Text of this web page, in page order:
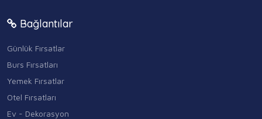
Bağlantılar
Günlük Fırsatlar
Burs Fırsatları
Yemek Fırsatlar
Otel Fırsatları
Ev - Dekorasyon